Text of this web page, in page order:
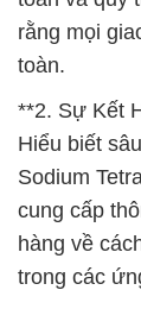
rằng mọi
toàn.
**2. Sự Kết
Hiểu biết
Sodium
cung cấp
hàng về
trong các